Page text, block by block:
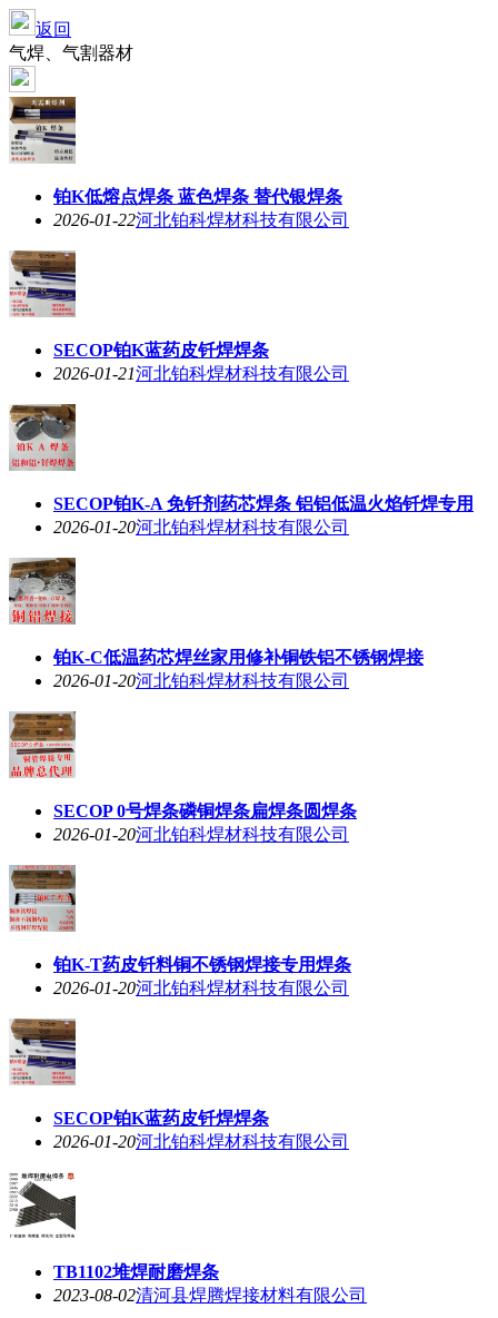
返回
气焊、气割器材
铂K低熔点焊条 蓝色焊条 替代银焊条
2026-01-22河北铂科焊材科技有限公司
SECOP铂K蓝药皮钎焊焊条
2026-01-21河北铂科焊材科技有限公司
SECOP铂K-A 免钎剂药芯焊条 铝铝低温火焰钎焊专用
2026-01-20河北铂科焊材科技有限公司
铂K-C低温药芯焊丝家用修补铜铁铝不锈钢焊接
2026-01-20河北铂科焊材科技有限公司
SECOP 0号焊条磷铜焊条扁焊条圆焊条
2026-01-20河北铂科焊材科技有限公司
铂K-T药皮钎料铜不锈钢焊接专用焊条
2026-01-20河北铂科焊材科技有限公司
SECOP铂K蓝药皮钎焊焊条
2026-01-20河北铂科焊材科技有限公司
TB1102堆焊耐磨焊条
2023-08-02清河县焊腾焊接材料有限公司